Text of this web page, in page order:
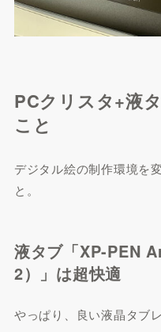
PCクリスタ+液
こと
デジタル絵の制作環境を
と。
液タブ「XP-PEN
2）」は超快適
やっぱり、良い液晶タブ